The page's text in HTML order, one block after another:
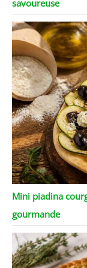
savoureuse
Mini piadina
gourmande